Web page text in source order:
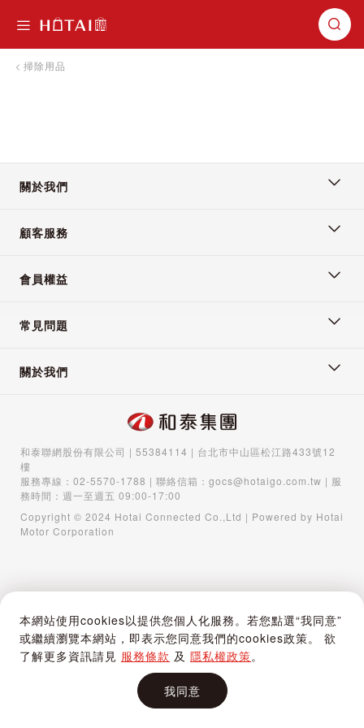
本網站使用cookies以提供您個人化服務。若您點選“我同意”
或繼續瀏覽本網站，即表示您同意我們的cookies政策。 欲
了解更多資訊請見 服務條款 及 隱私權政策。
我同意
購物車
掃除用品
關於我們
顧客服務
會員權益
常見問題
關於我們
和泰聯網股份有限公司 | 55384114 | 台北市中山區松江路433號12
樓
服務專線： 02-5570-1788 | 聯絡信箱： gocs@hotaigo.com.tw | 服
務時間：週一至週五 09:00-17:00
Copyright © 2024 Hotai Connected Co.,Ltd | Powered by Hotai
Motor Corporation